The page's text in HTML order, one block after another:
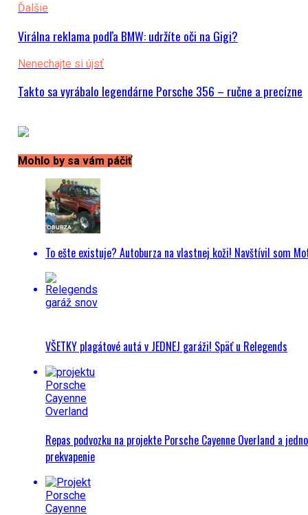
Ďalšie
Virálna reklama podľa BMW: udržíte oči na Gigi?
Nenechajte si újsť
Takto sa vyrábalo legendárne Porsche 356 – ručne a precízne
Mohlo by sa vám páčiť
To ešte existuje? Autoburza na vlastnej koži! Navštívil som
VŠETKY plagátové autá v JEDNEJ garáži! Späť u Relegends
Repas podvozku na projekte Porsche Cayenne Overland a
prekvapenie